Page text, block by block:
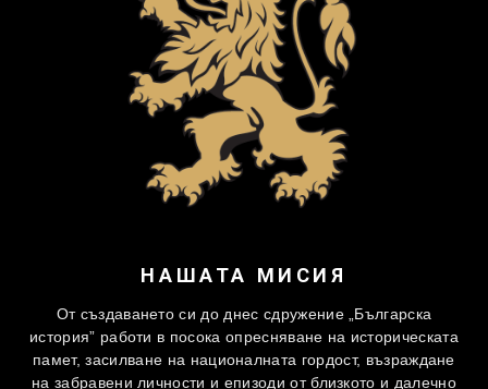
НАШАТА МИСИЯ
От създаването си до днес сдружение „Българска
история” работи в посока опресняване на историческата
памет, засилване на националната гордост, възраждане
на забравени личности и епизоди от близкото и далечно